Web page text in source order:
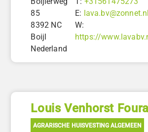
85
8392 NC
Boijl
Nederland
E: lava.bv@zonnet.nl
W:
https://
Louis Venhorst
AGRARISCHE HUISVESTING ALGEMEEN